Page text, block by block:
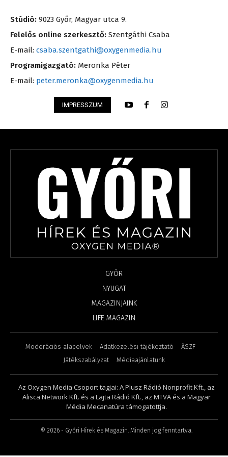
Stúdió: 9023 Győr, Magyar utca 9.
Felelős online szerkesztő: Szentgáthi Csaba
E-mail: csaba.szentgathi@oxygenmedia.hu
Programigazgató: Meronka Péter
E-mail: peter.meronka@oxygenmedia.hu
IMPRESSZUM
GYŐR
NYUGAT
MAGAZINJAINK
LIFE MAGAZIN
Moderációs alapelvek Adatkezelési tájékoztató
ÁSZF
Játékszabályzat
Médiaajánlatunk
Az Oxygen Media Csoport tagjai: A Plusz Rádió Nonprofit Kft., az
Alisca Network Kft. és a Lajta Rádió Kft., az MTVA és a Magyar
Média Mecanatúra támogatottja.
© 2026 - Győri Hírek és Magazin. Minden jog fenntartva.